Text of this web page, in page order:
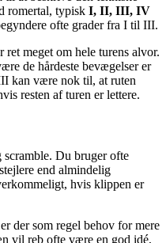
romertal, typisk I, II, III, IV
ofte grader fra I til III.
ret meget om hele turens alvor.
de hårdeste bevægelser er
kan være nok til, at ruten
resten af turen er lettere.
Du bruger ofte
end almindelig
hvis klippen er
der som regel behov for mere
vil reb ofte være en god idé,